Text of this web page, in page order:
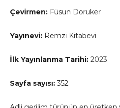
Çevirmen: Füsun Doruker
Yayınevi: Remzi Kitabevi
İlk Yayınlanma Tarihi: 2023
Sayfa sayısı:352